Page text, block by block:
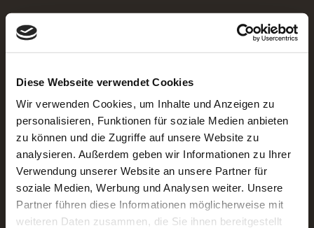
Diese Webseite verwendet Cookies
Wir verwenden Cookies, um Inhalte und Anzeigen zu
personalisieren, Funktionen für soziale Medien anbieten
zu können und die Zugriffe auf unsere Website zu
analysieren. Außerdem geben wir Informationen zu Ihrer
Verwendung unserer Website an unsere Partner für
soziale Medien, Werbung und Analysen weiter. Unsere
Partner führen diese Informationen möglicherweise mit
weiteren Daten zusammen, die Sie ihnen bereitgestellt
Der Bobbele-Bus fährt nach Hoffenheim
Suchen
Der Bobbele-Bus fährt nach Stuttgart
Der Bobbele-Bus fährt nach Hoffenheim
Der Bobbele-Bus fährt nach München
Der Bobbele-Bus fährt nach Schalke
Der Bobbele-Bus fährt nach Gladbach
Neueste Kommentare